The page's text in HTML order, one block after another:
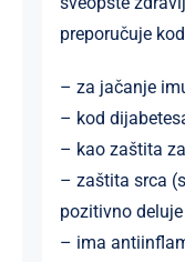
preporučuje
– za jačanje
– kod
– kao zaštita
– zaštita srca
pozitivno
– ima